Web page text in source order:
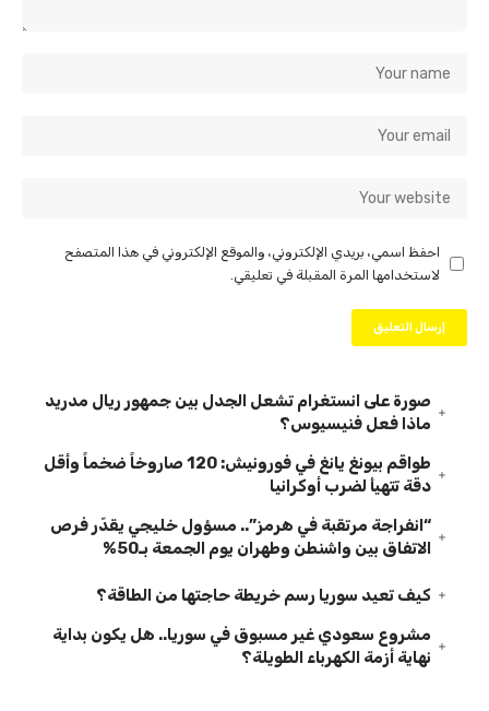
احفظ اسمي، بريدي الإلكتروني، والموقع الإلكتروني في هذا المتصفح
لاستخدامها المرة المقبلة في تعليقي.
صورة على انستغرام تشعل الجدل بين جمهور ريال مدريد
ماذا فعل فنيسيوس؟
طواقم بيونغ يانغ في فورونيش: 120 صاروخاً ضخماً وأقل
دقة تتهيأ لضرب أوكرانيا
“انفراجة مرتقبة في هرمز”.. مسؤول خليجي يقدّر فرص
الاتفاق بين واشنطن وطهران يوم الجمعة بـ50%
كيف تعيد سوريا رسم خريطة حاجتها من الطاقة؟
مشروع سعودي غير مسبوق في سوريا.. هل يكون بداية
نهاية أزمة الكهرباء الطويلة؟